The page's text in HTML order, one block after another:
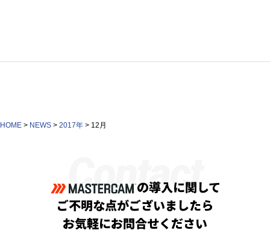
HOME > NEWS > 2017年 > 12月
Contact
の導入に関して
ご不明な点がございましたら
お気軽にお問合せください